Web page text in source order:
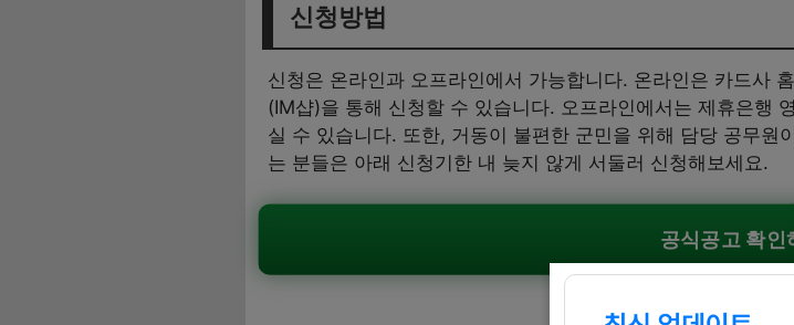
신청방법
신청은 온라인과 오프라인에서 가능합니다. 온라인은 카드사
(IM샵)을 통해 신청할 수 있습니다. 오프라인에서는 제휴은행
실 수 있습니다. 또한, 거동이 불편한 군민을 위해 담당 공무원
는 분들은 아래 신청기한 내 늦지 않게 서둘러 신청해보세요.
공식공고 확인